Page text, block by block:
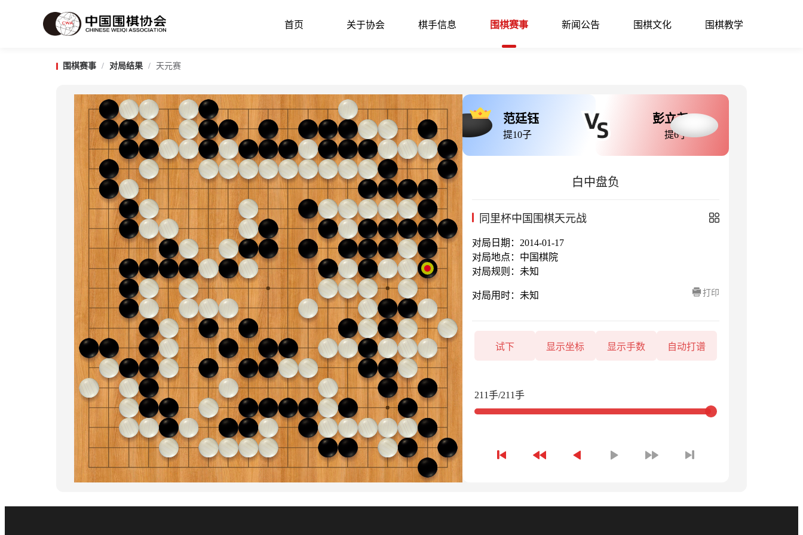
首页 关于协会 棋手信息 围棋赛事 新闻公告 围棋文化 围棋教学
围棋赛事 / 对局结果 / 天元赛
范廷钰
提10子
彭立尧
提6子
白中盘负
同里杯中国围棋天元战
对局日期：2014-01-17
对局地点：中国棋院
对局规则：未知
对局用时：未知 打印
试下 显示坐标 显示手数 自动打谱
211手/211手